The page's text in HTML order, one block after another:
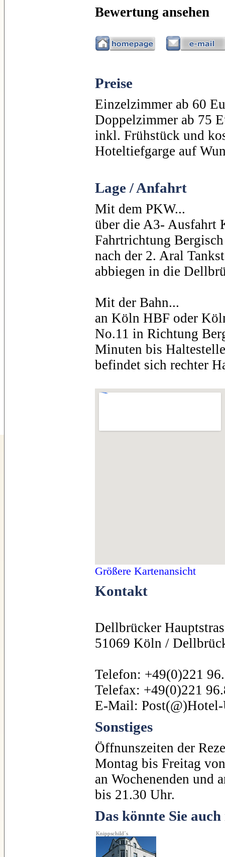
Bewertung ansehen
Preise
Einzelzimmer ab 60
Doppelzimmer ab 75
inkl. Frühstück und
Hoteltiefgarge auf
Lage / Anfahrt
Mit dem PKW...
über die A3- Ausfahrt
Fahrtrichtung
nach der 2. Aral
abbiegen in die
Mit der Bahn...
an Köln HBF oder
No.11 in Richtung
Minuten bis
befindet sich rechter
Größere Kartenansicht
Kontakt
Dellbrücker
51069 Köln /
Telefon: +49(0)221
Telefax: +49(0)221
E-Mail:
Sonstiges
Öffnunszeiten der
Montag bis Freitag
an Wochenenden und
bis 21.30 Uhr.
Das könnte Sie
Knippschild´s